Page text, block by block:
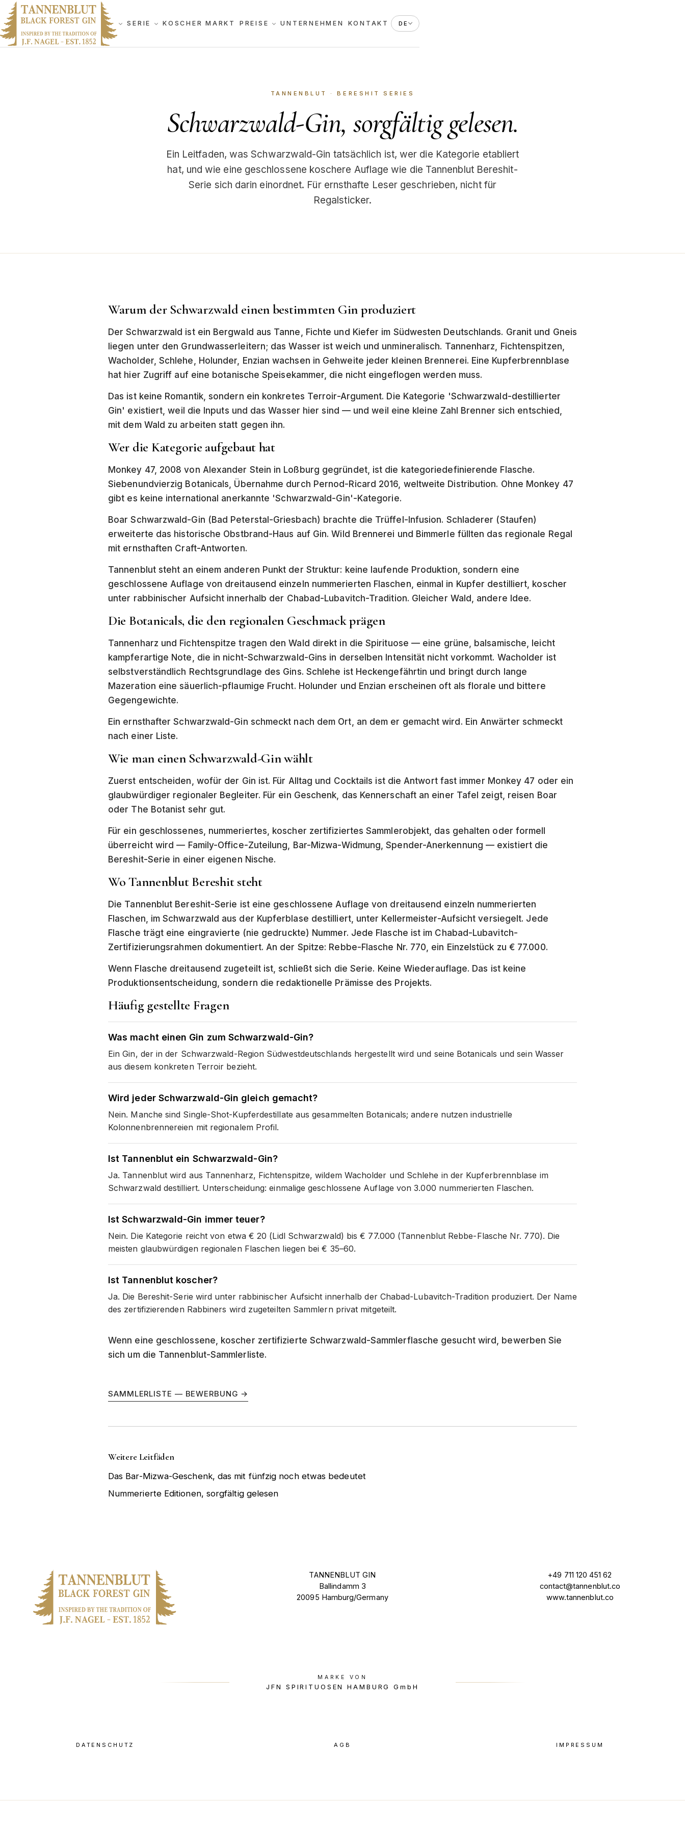
SERIE KOSCHER MARKT PREISE UNTERNEHMEN KONTAKT DE
TANNENBLUT · BERESHIT SERIES
Schwarzwald-Gin, sorgfältig gelesen.
Ein Leitfaden, was Schwarzwald-Gin tatsächlich ist, wer die Kategorie etabliert
hat, und wie eine geschlossene koschere Auflage wie die Tannenblut Bereshit-
Serie sich darin einordnet. Für ernsthafte Leser geschrieben, nicht für
Regalsticker.
Warum der Schwarzwald einen bestimmten Gin produziert
Der Schwarzwald ist ein Bergwald aus Tanne, Fichte und Kiefer im Südwesten Deutschlands. Granit und Gneis
liegen unter den Grundwasserleitern; das Wasser ist weich und unmineralisch. Tannenharz, Fichtenspitzen,
Wacholder, Schlehe, Holunder, Enzian wachsen in Gehweite jeder kleinen Brennerei. Eine Kupferbrennblase
hat hier Zugriff auf eine botanische Speisekammer, die nicht eingeflogen werden muss.
Das ist keine Romantik, sondern ein konkretes Terroir-Argument. Die Kategorie 'Schwarzwald-destillierter
Gin' existiert, weil die Inputs und das Wasser hier sind — und weil eine kleine Zahl Brenner sich entschied,
mit dem Wald zu arbeiten statt gegen ihn.
Wer die Kategorie aufgebaut hat
Monkey 47, 2008 von Alexander Stein in Loßburg gegründet, ist die kategoriedefinierende Flasche.
Siebenundvierzig Botanicals, Übernahme durch Pernod-Ricard 2016, weltweite Distribution. Ohne Monkey 47
gibt es keine international anerkannte 'Schwarzwald-Gin'-Kategorie.
Boar Schwarzwald-Gin (Bad Peterstal-Griesbach) brachte die Trüffel-Infusion. Schladerer (Staufen)
erweiterte das historische Obstbrand-Haus auf Gin. Wild Brennerei und Bimmerle füllten das regionale Regal
mit ernsthaften Craft-Antworten.
Tannenblut steht an einem anderen Punkt der Struktur: keine laufende Produktion, sondern eine
geschlossene Auflage von dreitausend einzeln nummerierten Flaschen, einmal in Kupfer destilliert, koscher
unter rabbinischer Aufsicht innerhalb der Chabad-Lubavitch-Tradition. Gleicher Wald, andere Idee.
Die Botanicals, die den regionalen Geschmack prägen
Tannenharz und Fichtenspitze tragen den Wald direkt in die Spirituose — eine grüne, balsamische, leicht
kampferartige Note, die in nicht-Schwarzwald-Gins in derselben Intensität nicht vorkommt. Wacholder ist
selbstverständlich Rechtsgrundlage des Gins. Schlehe ist Heckengefährtin und bringt durch lange
Mazeration eine säuerlich-pflaumige Frucht. Holunder und Enzian erscheinen oft als florale und bittere
Gegengewichte.
Ein ernsthafter Schwarzwald-Gin schmeckt nach dem Ort, an dem er gemacht wird. Ein Anwärter schmeckt
nach einer Liste.
Wie man einen Schwarzwald-Gin wählt
Zuerst entscheiden, wofür der Gin ist. Für Alltag und Cocktails ist die Antwort fast immer Monkey 47 oder ein
glaubwürdiger regionaler Begleiter. Für ein Geschenk, das Kennerschaft an einer Tafel zeigt, reisen Boar
oder The Botanist sehr gut.
Für ein geschlossenes, nummeriertes, koscher zertifiziertes Sammlerobjekt, das gehalten oder formell
überreicht wird — Family-Office-Zuteilung, Bar-Mizwa-Widmung, Spender-Anerkennung — existiert die
Bereshit-Serie in einer eigenen Nische.
Wo Tannenblut Bereshit steht
Die Tannenblut Bereshit-Serie ist eine geschlossene Auflage von dreitausend einzeln nummerierten
Flaschen, im Schwarzwald aus der Kupferblase destilliert, unter Kellermeister-Aufsicht versiegelt. Jede
Flasche trägt eine eingravierte (nie gedruckte) Nummer. Jede Flasche ist im Chabad-Lubavitch-
Zertifizierungsrahmen dokumentiert. An der Spitze: Rebbe-Flasche Nr. 770, ein Einzelstück zu € 77.000.
Wenn Flasche dreitausend zugeteilt ist, schließt sich die Serie. Keine Wiederauflage. Das ist keine
Produktionsentscheidung, sondern die redaktionelle Prämisse des Projekts.
Häufig gestellte Fragen
Was macht einen Gin zum Schwarzwald-Gin?
Ein Gin, der in der Schwarzwald-Region Südwestdeutschlands hergestellt wird und seine Botanicals und sein Wasser
aus diesem konkreten Terroir bezieht.
Wird jeder Schwarzwald-Gin gleich gemacht?
Nein. Manche sind Single-Shot-Kupferdestillate aus gesammelten Botanicals; andere nutzen industrielle
Kolonnenbrennereien mit regionalem Profil.
Ist Tannenblut ein Schwarzwald-Gin?
Ja. Tannenblut wird aus Tannenharz, Fichtenspitze, wildem Wacholder und Schlehe in der Kupferbrennblase im
Schwarzwald destilliert. Unterscheidung: einmalige geschlossene Auflage von 3.000 nummerierten Flaschen.
Ist Schwarzwald-Gin immer teuer?
Nein. Die Kategorie reicht von etwa € 20 (Lidl Schwarzwald) bis € 77.000 (Tannenblut Rebbe-Flasche Nr. 770). Die
meisten glaubwürdigen regionalen Flaschen liegen bei € 35–60.
Ist Tannenblut koscher?
Ja. Die Bereshit-Serie wird unter rabbinischer Aufsicht innerhalb der Chabad-Lubavitch-Tradition produziert. Der Name
des zertifizierenden Rabbiners wird zugeteilten Sammlern privat mitgeteilt.
Wenn eine geschlossene, koscher zertifizierte Schwarzwald-Sammlerflasche gesucht wird, bewerben Sie
sich um die Tannenblut-Sammlerliste.
SAMMLERLISTE — BEWERBUNG →
Weitere Leitfäden
Das Bar-Mizwa-Geschenk, das mit fünfzig noch etwas bedeutet
Nummerierte Editionen, sorgfältig gelesen
TANNENBLUT GIN
Ballindamm 3
20095 Hamburg/Germany
+49 711 120 451 62
contact@tannenblut.co
www.tannenblut.co
MARKE VON
JFN SPIRITUOSEN HAMBURG GmbH
DATENSCHUTZ AGB IMPRESSUM